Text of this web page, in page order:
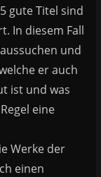
gute Titel sind
In diesem Fall
und
er auch
ist und was
eine
Werke der
einen